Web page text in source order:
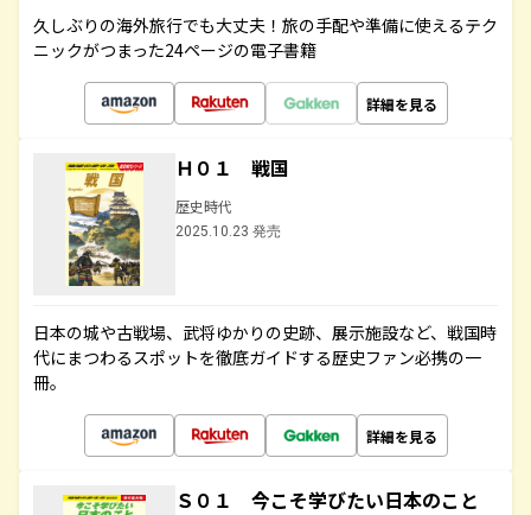
久しぶりの海外旅行でも大丈夫！旅の手配や準備に使えるテク
ニックがつまった24ページの電子書籍
詳細を見る
Ｈ０１ 戦国
歴史時代
2025.10.23 発売
日本の城や古戦場、武将ゆかりの史跡、展示施設など、戦国時
代にまつわるスポットを徹底ガイドする歴史ファン必携の一
冊。
詳細を見る
Ｓ０１ 今こそ学びたい日本のこと